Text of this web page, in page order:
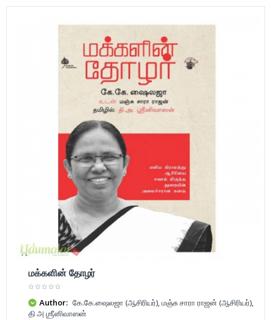
மக்களின் தோழர்
Author: கே.கே.ஷைலஜா (ஆசிரியர்), மஞ்சு சாரா ராஜன் (ஆசிரியர்),
தி அ ஶ்ரீனிவாஸன்